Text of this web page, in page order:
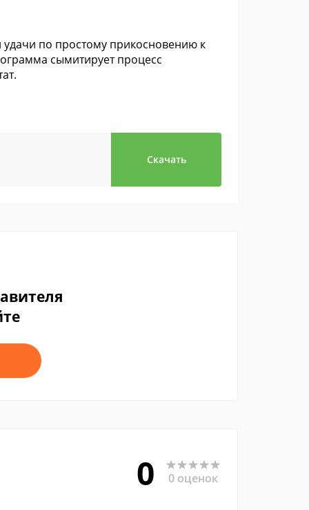
по простому прикосновению к
сымитирует процесс
Скачать
0 0 оценок